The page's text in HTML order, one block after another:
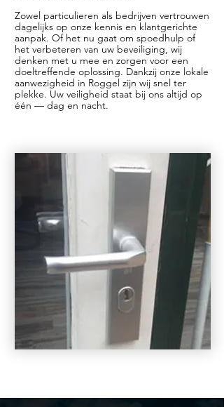
Zowel particulieren als bedrijven vertrouwen
dagelijks op onze kennis en klantgerichte
aanpak. Of het nu gaat om spoedhulp of
het verbeteren van uw beveiliging, wij
denken met u mee en zorgen voor een
doeltreffende oplossing. Dankzij onze lokale
aanwezigheid in Roggel zijn wij snel ter
plekke. Uw veiligheid staat bij ons altijd op
één — dag en nacht.